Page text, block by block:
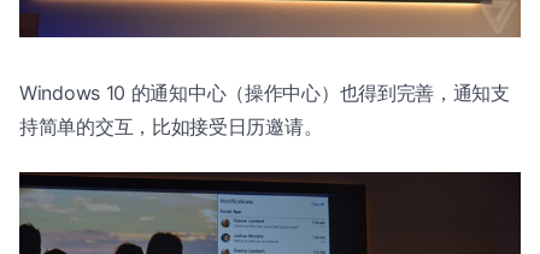
Windows 10 的通知中心（操作中心）也得到完善，通知支
持简单的交互，比如接受日历邀请。